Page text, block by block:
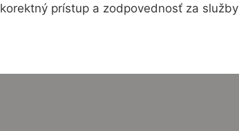
korektný prístup a zodpovednosť za služby